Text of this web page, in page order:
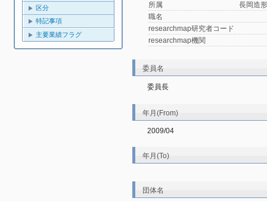
区分
特記事項
主要業績フラグ
所属
長岡造
職名
researchmap研究者コード
researchmap機関
委員名
委員長
年月(From)
2009/04
年月(To)
団体名